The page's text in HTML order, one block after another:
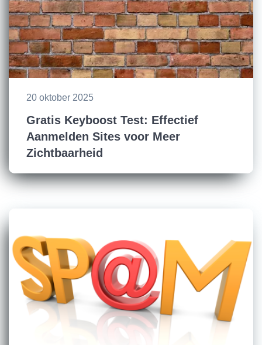
20 oktober 2025
Gratis Keyboost Test: Effectief
Aanmelden Sites voor Meer
Zichtbaarheid